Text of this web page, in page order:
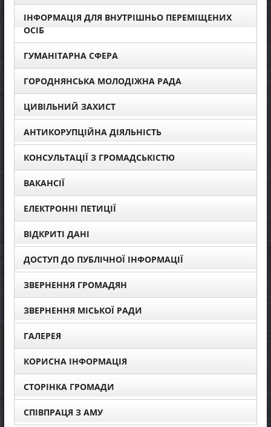
ІНФОРМАЦІЯ ДЛЯ ВНУТРІШНЬО ПЕРЕМІЩЕНИХ
ОСІБ
ГУМАНІТАРНА СФЕРА
ГОРОДНЯНСЬКА МОЛОДІЖНА РАДА
ЦИВІЛЬНИЙ ЗАХИСТ
АНТИКОРУПЦІЙНА ДІЯЛЬНІСТЬ
КОНСУЛЬТАЦІЇ З ГРОМАДСЬКІСТЮ
ВАКАНСІЇ
ЕЛЕКТРОННІ ПЕТИЦІЇ
ВІДКРИТІ ДАНІ
ДОСТУП ДО ПУБЛІЧНОЇ ІНФОРМАЦІЇ
ЗВЕРНЕННЯ ГРОМАДЯН
ЗВЕРНЕННЯ МІСЬКОЇ РАДИ
ГАЛЕРЕЯ
КОРИСНА ІНФОРМАЦІЯ
СТОРІНКА ГРОМАДИ
СПІВПРАЦЯ З АМУ